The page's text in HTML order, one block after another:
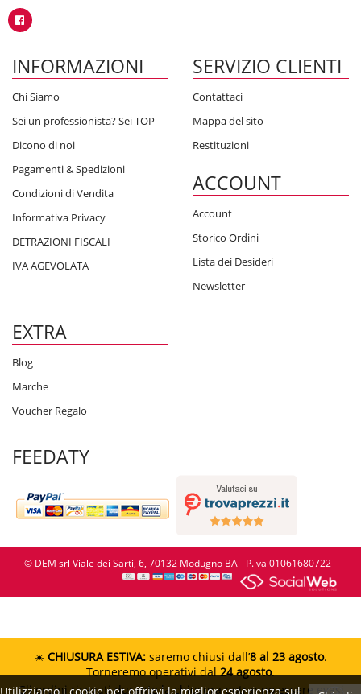
INFORMAZIONI
Chi Siamo
Sei un professionista? Sei TOP
Dicono di noi
Pagamenti & Spedizioni
Condizioni di Vendita
Informativa Privacy
DETRAZIONI FISCALI
IVA AGEVOLATA
SERVIZIO CLIENTI
Contattaci
Mappa del sito
Restituzioni
ACCOUNT
Account
Storico Ordini
Lista dei Desideri
Newsletter
EXTRA
Blog
Marche
Voucher Regalo
FEEDATY
© DEM srl Viale dei Sarti, 6, 70132 Modugno BA - P.iva 01061680722
☀️ CHIUSURA ESTIVA: saremo chiusi dall’8 al 23 agosto.
Torneremo operativi dal24 agosto.
Gli ordini ricevuti durante la chiusura potranno essere evasi